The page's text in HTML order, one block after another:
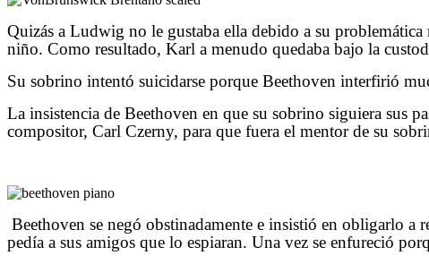
Quizás a Ludwig no le gustaba ella debido a su
niño. Como resultado, Karl a menudo quedaba bajo la
Su sobrino intentó suicidarse porque Beethoven interfirió
La insistencia de Beethoven en que su sobrino siguiera sus
compositor, Carl Czerny, para que fuera el mentor de su
Beethoven se negó obstinadamente e insistió en obligarlo a
pedía a sus amigos que lo espiaran. Una vez se enfureció